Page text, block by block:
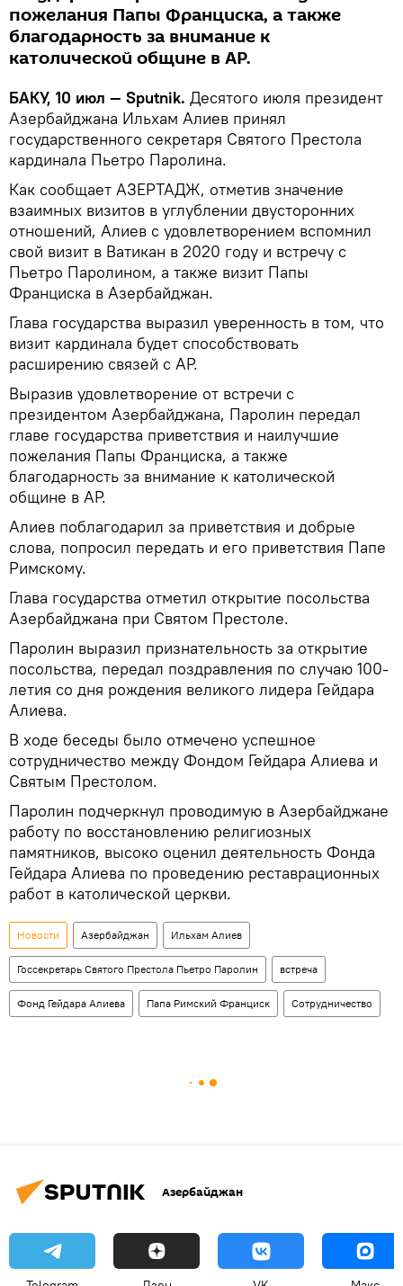
пожелания Папы Франциска, а также
благодарность за внимание к
католической общине в АР.
БАКУ, 10 июл — Sputnik. Десятого июля президент
Азербайджана Ильхам Алиев принял
государственного секретаря Святого Престола
кардинала Пьетро Паролина.
Как сообщает АЗЕРТАДЖ, отметив значение
взаимных визитов в углублении двусторонних
отношений, Алиев с удовлетворением вспомнил
свой визит в Ватикан в 2020 году и встречу с
Пьетро Паролином, а также визит Папы
Франциска в Азербайджан.
Глава государства выразил уверенность в том, что
визит кардинала будет способствовать
расширению связей с АР.
Выразив удовлетворение от встречи с
президентом Азербайджана, Паролин передал
главе государства приветствия и наилучшие
пожелания Папы Франциска, а также
благодарность за внимание к католической
общине в АР.
Алиев поблагодарил за приветствия и добрые
слова, попросил передать и его приветствия Папе
Римскому.
Глава государства отметил открытие посольства
Азербайджана при Святом Престоле.
Паролин выразил признательность за открытие
посольства, передал поздравления по случаю 100-
летия со дня рождения великого лидера Гейдара
Алиева.
В ходе беседы было отмечено успешное
сотрудничество между Фондом Гейдара Алиева и
Святым Престолом.
Паролин подчеркнул проводимую в Азербайджане
работу по восстановлению религиозных
памятников, высоко оценил деятельность Фонда
Гейдара Алиева по проведению реставрационных
работ в католической церкви.
Новости Азербайджан Ильхам Алиев
Госсекретарь Святого Престола Пьетро Паролин встреча
Фонд Гейдара Алиева Папа Римский Франциск Сотрудничество
Азербайджан